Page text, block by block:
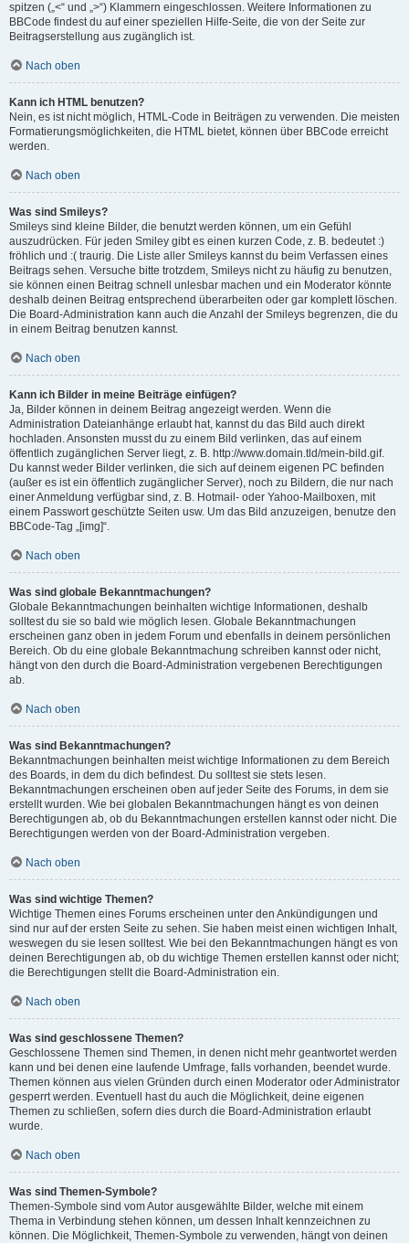
spitzen („<“ und „>“) Klammern eingeschlossen. Weitere Informationen zu
BBCode findest du auf einer speziellen Hilfe-Seite, die von der Seite zur
Beitragserstellung aus zugänglich ist.
Nach oben
Kann ich HTML benutzen?
Nein, es ist nicht möglich, HTML-Code in Beiträgen zu verwenden. Die meisten
Formatierungsmöglichkeiten, die HTML bietet, können über BBCode erreicht
werden.
Nach oben
Was sind Smileys?
Smileys sind kleine Bilder, die benutzt werden können, um ein Gefühl
auszudrücken. Für jeden Smiley gibt es einen kurzen Code, z. B. bedeutet :)
fröhlich und :( traurig. Die Liste aller Smileys kannst du beim Verfassen eines
Beitrags sehen. Versuche bitte trotzdem, Smileys nicht zu häufig zu benutzen,
sie können einen Beitrag schnell unlesbar machen und ein Moderator könnte
deshalb deinen Beitrag entsprechend überarbeiten oder gar komplett löschen.
Die Board-Administration kann auch die Anzahl der Smileys begrenzen, die du
in einem Beitrag benutzen kannst.
Nach oben
Kann ich Bilder in meine Beiträge einfügen?
Ja, Bilder können in deinem Beitrag angezeigt werden. Wenn die
Administration Dateianhänge erlaubt hat, kannst du das Bild auch direkt
hochladen. Ansonsten musst du zu einem Bild verlinken, das auf einem
öffentlich zugänglichen Server liegt, z. B. http://www.domain.tld/mein-bild.gif.
Du kannst weder Bilder verlinken, die sich auf deinem eigenen PC befinden
(außer es ist ein öffentlich zugänglicher Server), noch zu Bildern, die nur nach
einer Anmeldung verfügbar sind, z. B. Hotmail- oder Yahoo-Mailboxen, mit
einem Passwort geschützte Seiten usw. Um das Bild anzuzeigen, benutze den
BBCode-Tag „[img]“.
Nach oben
Was sind globale Bekanntmachungen?
Globale Bekanntmachungen beinhalten wichtige Informationen, deshalb
solltest du sie so bald wie möglich lesen. Globale Bekanntmachungen
erscheinen ganz oben in jedem Forum und ebenfalls in deinem persönlichen
Bereich. Ob du eine globale Bekanntmachung schreiben kannst oder nicht,
hängt von den durch die Board-Administration vergebenen Berechtigungen
ab.
Nach oben
Was sind Bekanntmachungen?
Bekanntmachungen beinhalten meist wichtige Informationen zu dem Bereich
des Boards, in dem du dich befindest. Du solltest sie stets lesen.
Bekanntmachungen erscheinen oben auf jeder Seite des Forums, in dem sie
erstellt wurden. Wie bei globalen Bekanntmachungen hängt es von deinen
Berechtigungen ab, ob du Bekanntmachungen erstellen kannst oder nicht. Die
Berechtigungen werden von der Board-Administration vergeben.
Nach oben
Was sind wichtige Themen?
Wichtige Themen eines Forums erscheinen unter den Ankündigungen und
sind nur auf der ersten Seite zu sehen. Sie haben meist einen wichtigen Inhalt,
weswegen du sie lesen solltest. Wie bei den Bekanntmachungen hängt es von
deinen Berechtigungen ab, ob du wichtige Themen erstellen kannst oder nicht;
die Berechtigungen stellt die Board-Administration ein.
Nach oben
Was sind geschlossene Themen?
Geschlossene Themen sind Themen, in denen nicht mehr geantwortet werden
kann und bei denen eine laufende Umfrage, falls vorhanden, beendet wurde.
Themen können aus vielen Gründen durch einen Moderator oder Administrator
gesperrt werden. Eventuell hast du auch die Möglichkeit, deine eigenen
Themen zu schließen, sofern dies durch die Board-Administration erlaubt
wurde.
Nach oben
Was sind Themen-Symbole?
Themen-Symbole sind vom Autor ausgewählte Bilder, welche mit einem
Thema in Verbindung stehen können, um dessen Inhalt kennzeichnen zu
können. Die Möglichkeit, Themen-Symbole zu verwenden, hängt von deinen